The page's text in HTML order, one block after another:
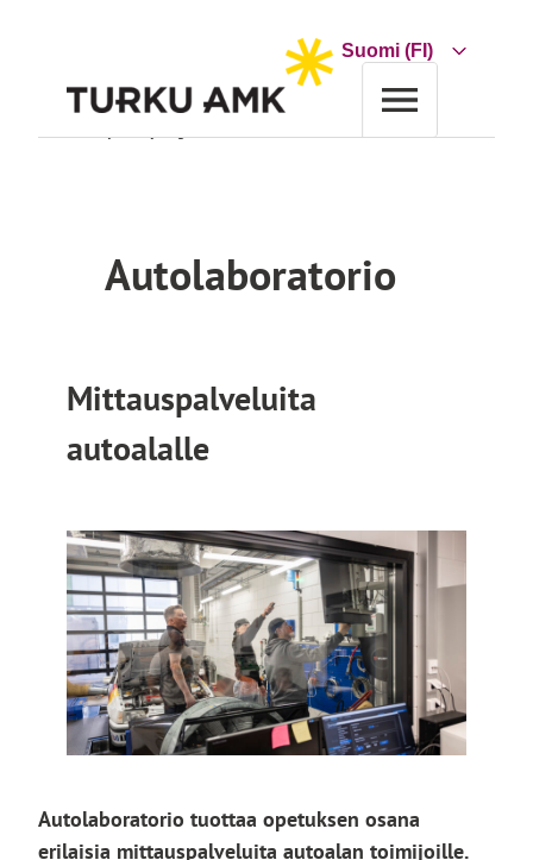
Choose
Autolaboratorio
Mittauspalveluita
autoalalle
Autolaboratorio tuottaa opetuksen osana
erilaisia mittauspalveluita autoalan toimijoille.